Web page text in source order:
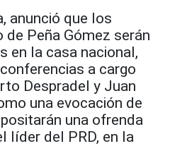
anunció que los
Peña Gómez serán
en la casa nacional,
a cargo
Despradel y Juan
una evocación de
una ofrenda
líder del PRD, en la